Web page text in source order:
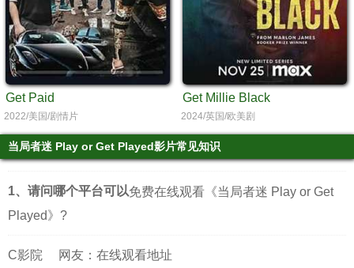
Get Paid
2022/美国/剧情片
Get Millie Black
2024/英国/欧美剧
当局者迷 Play or Get Played影片常见知识
1、请问哪个平台可以免费在线观看《当局者迷 Play or Get
Played》?
C影院 网友：在线观看地址